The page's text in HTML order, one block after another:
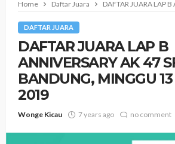
Home Daftar Juara DAFTAR JUARA LAP
DAFTAR JUARA
DAFTAR JUARA LAP B
ANNIVERSARY AK 47
BANDUNG, MINGGU
2019
Wonge Kicau 7 years ago no comment